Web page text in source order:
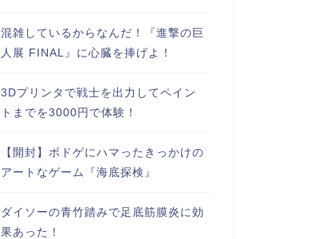
混雑しているからなんだ！『進撃の巨
人展 FINAL』に心臓を捧げよ！
3Dプリンタで戦士を出力してペイン
トまでを3000円で体験！
【開封】ボドゲにハマったきっかけの
アートなゲーム『海底探検』
ダイソーの青竹踏みで足底筋膜炎に効
果あった！